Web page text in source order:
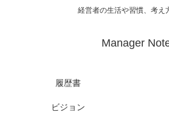
経営者の生活や習慣、考え
Manager
履歴書
ビジョン